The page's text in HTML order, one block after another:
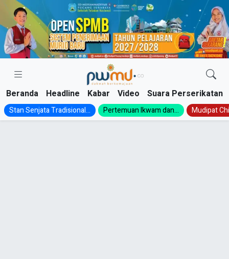
Skip
content
Beranda Headline Kabar Video Suara Perserikatan
Stan Senjata Tradisional... Pertemuan Ikwam dan... Mudipat